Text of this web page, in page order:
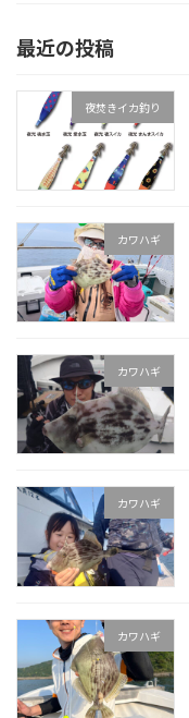
最近の投稿
夜焚きイカ釣り
カワハギ
カワハギ
カワハギ
カワハギ